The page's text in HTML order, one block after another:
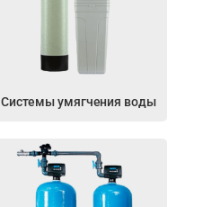
Системы умягчения воды